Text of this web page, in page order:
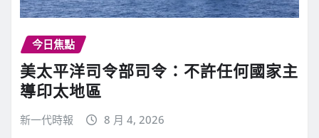
今日焦點
美太平洋司令部司令：不許任何國家主
導印太地區
新一代時報 8 月 4, 2026